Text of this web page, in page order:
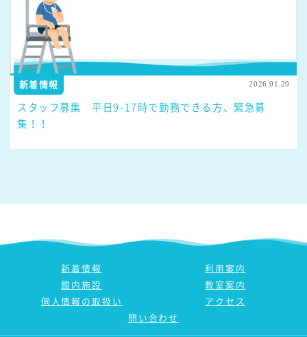
新着情報 2026.01.29
スタッフ募集 平日9-17時で勤務できる方、緊急募
集！！
新着情報
利用案内
館内施設
教室案内
個人情報の取扱い
アクセス
問い合わせ